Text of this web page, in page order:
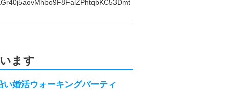
ます
婚活ウォーキングパーティ